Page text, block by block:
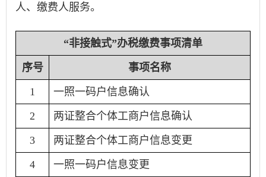
人、缴费人服务。
“非接触式”办税缴费事项清单
序号 事项名称
1 一照一码户信息确认
2 两证整合个体工商户信息确认
3 两证整合个体工商户信息变更
4 一照一码户信息变更